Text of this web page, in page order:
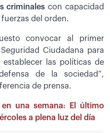
criminales con capacidad
del orden.
convocar al primer
Ciudadana para
las políticas de
de la sociedad”,
de prensa.
en una semana: El último
a plena luz del día